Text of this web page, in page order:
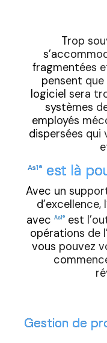
Trop
fragmentées
pensent que
logiciel sera
systèmes
employés
dispersées
As1® est là
Avec un
avecAs1® est
opérations de
vous pouvez
Gestion de